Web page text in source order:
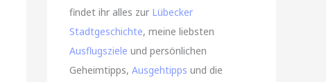
findet ihr alles zur Lübecker
Stadtgeschichte, meine liebsten
Ausflugsziele und persönlichen
Geheimtipps, Ausgehtipps und die